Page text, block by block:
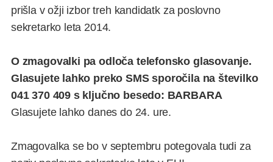
prišla v ožji izbor treh kandidatk za poslovno
sekretarko leta 2014.
O zmagovalki pa odloča telefonsko glasovanje.
Glasujete lahko preko SMS sporočila na številko
041 370 409 s ključno besedo: BARBARA
Glasujete lahko danes do 24. ure.
Zmagovalka se bo v septembru potegovala tudi za